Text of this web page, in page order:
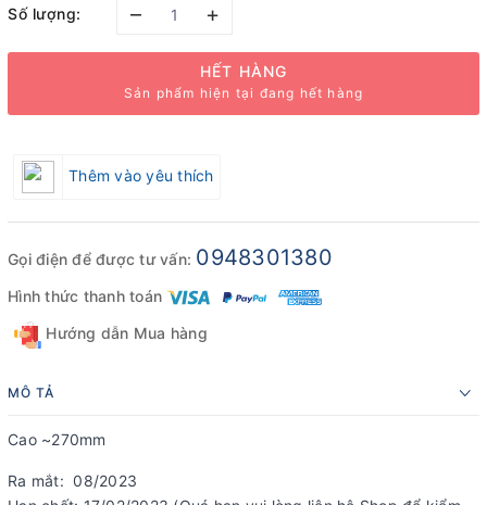
Số lượng: – +
HẾT HÀNG
Sản phẩm hiện tại đang hết hàng
Thêm vào yêu thích
Gọi điện để được tư vấn: 0948301380
Hình thức thanh toán
Hướng dẫn Mua hàng
MÔ TẢ
Cao ~270mm
Ra mắt: 08/2023